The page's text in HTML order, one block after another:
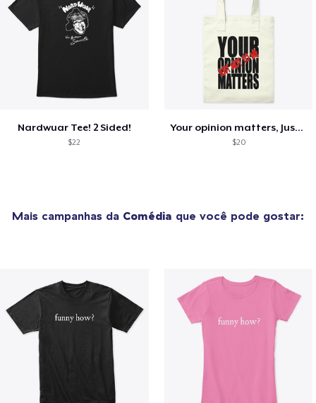
Nardwuar Tee! 2 Sided!
$22
Your opinion matters, Just not to me!
$20
Mais campanhas da Comédia que você pode gostar: